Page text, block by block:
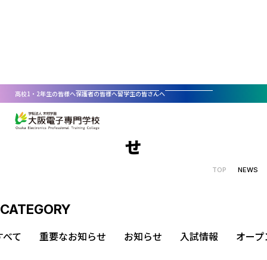
高校1・2年生の皆様へ保護者の皆様へ留学生の皆さんへ
講師陣のサポート
ITコース
情報エンジニア科 デザイン分野
資格取得
就職支援
AO入試
資料請求
コラム
NEWS
大阪電子専門学校からのお知ら
せ
TOP NEWS
CATEGORY
べて 重要なお知らせ お知らせ 入試情報 オー